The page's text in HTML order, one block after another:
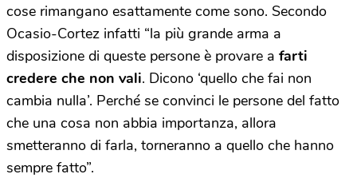
cose rimangano esattamente come sono. Secondo
Ocasio-Cortez infatti “la più grande arma a
disposizione di queste persone è provare a farti
credere che non vali. Dicono ‘quello che fai non
cambia nulla’. Perché se convinci le persone del fatto
che una cosa non abbia importanza, allora
smetteranno di farla, torneranno a quello che hanno
sempre fatto”.